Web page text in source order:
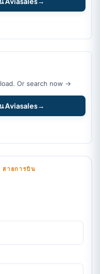
Or search now →
Aviasales→
ายการบิน